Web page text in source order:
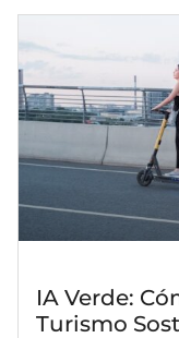
IA Verde:
Turismo